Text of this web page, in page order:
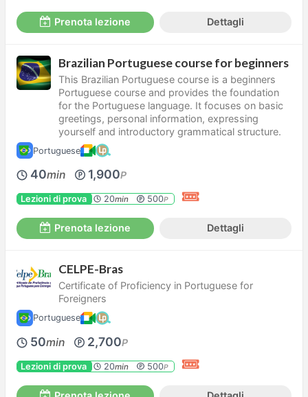
Prenota lezione Dettagli
Brazilian Portuguese course for beginners
This Brazilian Portuguese course is a beginners
Portuguese course and provides the foundation
for the Portuguese language. It focuses on basic
greetings, personal information, expressing
yourself and introductory grammatical structure.
Portuguese
40min 1,900P
Lezioni di prova 20min 500P
Prenota lezione Dettagli
CELPE-Bras
Certificate of Proficiency in Portuguese for
Foreigners
Portuguese
50min 2,700P
Lezioni di prova 20min 500P